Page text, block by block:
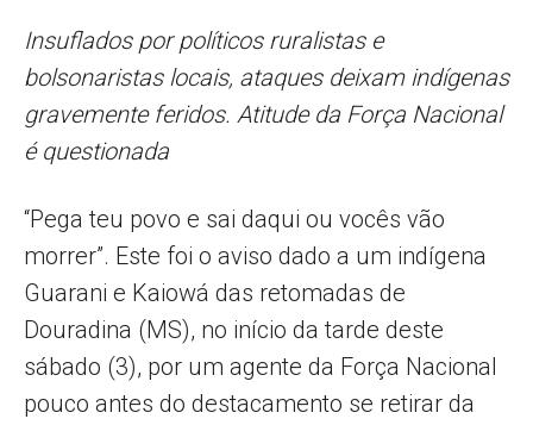
Insuflados por políticos ruralistas e
bolsonaristas locais, ataques deixam indígenas
gravemente feridos. Atitude da Força Nacional
é questionada
“Pega teu povo e sai daqui ou vocês vão
morrer”. Este foi o aviso dado a um indígena
Guarani e Kaiowá das retomadas de
Douradina (MS), no início da tarde deste
sábado (3), por um agente da Força Nacional
pouco antes do destacamento se retirar da